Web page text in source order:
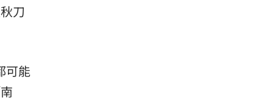
刀
可能